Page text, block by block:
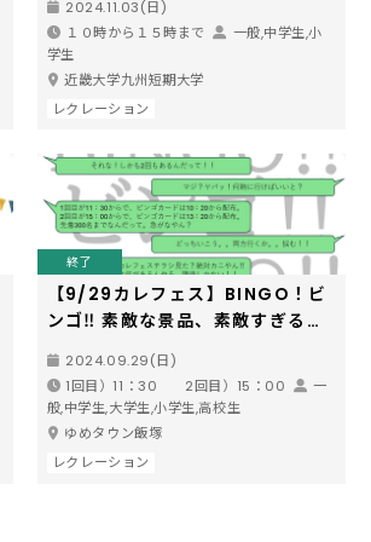
2024.11.03(日)
１０時から１５時まで
一般,中学生,小
学生
近畿大学九州短期大学
レクレーション
終了
【9/29カレフェス】BINGO！ビ
ンゴ‼ 素敵な景品、素敵すぎる景
品があたる！？
2024.09.29(日)
1回目）11：30 2回目）15：00
一
般,中学生,大学生,小学生,高校生
ゆめタウン飯塚
レクレーション